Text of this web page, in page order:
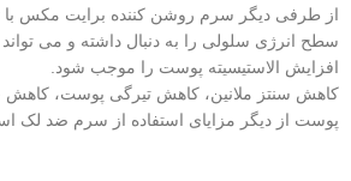
سطح انرژی سلولی را به دنبال داشته و می‌ تواند
افزایش الاستیسیته پوست را موجب شود.
کاهش سنتز ملانین، کاهش تیرگی پوست، کاهش
پوست از دیگر مزایای استفاده از سرم ضد لک